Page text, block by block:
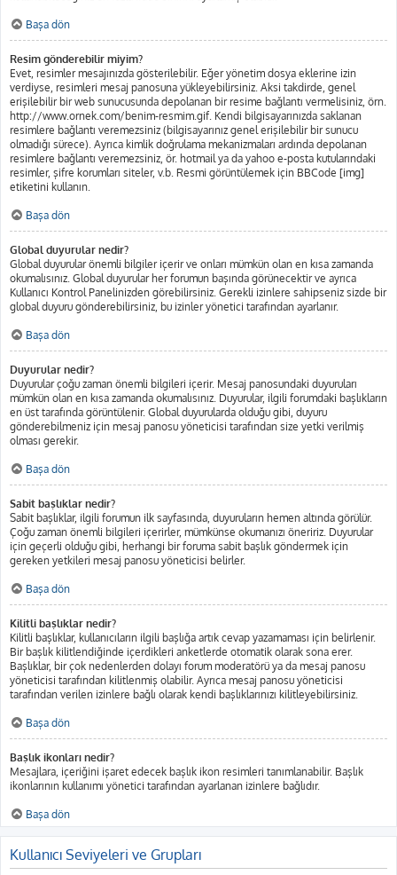
Başa dön
Resim gönderebilir miyim?
Evet, resimler mesajınızda gösterilebilir. Eğer yönetim dosya eklerine izin
verdiyse, resimleri mesaj panosuna yükleyebilirsiniz. Aksi takdirde, genel
erişilebilir bir web sunucusunda depolanan bir resime bağlantı vermelisiniz, örn.
http://www.ornek.com/benim-resmim.gif. Kendi bilgisayarınızda saklanan
resimlere bağlantı veremezsiniz (bilgisayarınız genel erişilebilir bir sunucu
olmadığı sürece). Ayrıca kimlik doğrulama mekanizmaları ardında depolanan
resimlere bağlantı veremezsiniz, ör. hotmail ya da yahoo e-posta kutularındaki
resimler, şifre korumları siteler, v.b. Resmi görüntülemek için BBCode [img]
etiketini kullanın.
Başa dön
Global duyurular nedir?
Global duyurular önemli bilgiler içerir ve onları mümkün olan en kısa zamanda
okumalısınız. Global duyurular her forumun başında görünecektir ve ayrıca
Kullanıcı Kontrol Panelinizden görebilirsiniz. Gerekli izinlere sahipseniz sizde bir
global duyuru gönderebilirsiniz, bu izinler yönetici tarafından ayarlanır.
Başa dön
Duyurular nedir?
Duyurular çoğu zaman önemli bilgileri içerir. Mesaj panosundaki duyuruları
mümkün olan en kısa zamanda okumalısınız. Duyurular, ilgili forumdaki başlıkların
en üst tarafında görüntülenir. Global duyurularda olduğu gibi, duyuru
gönderebilmeniz için mesaj panosu yöneticisi tarafından size yetki verilmiş
olması gerekir.
Başa dön
Sabit başlıklar nedir?
Sabit başlıklar, ilgili forumun ilk sayfasında, duyuruların hemen altında görülür.
Çoğu zaman önemli bilgileri içerirler, mümkünse okumanızı öneririz. Duyurular
için geçerli olduğu gibi, herhangi bir foruma sabit başlık göndermek için
gereken yetkileri mesaj panosu yöneticisi belirler.
Başa dön
Kilitli başlıklar nedir?
Kilitli başlıklar, kullanıcıların ilgili başlığa artık cevap yazamaması için belirlenir.
Bir başlık kilitlendiğinde içerdikleri anketlerde otomatik olarak sona erer.
Başlıklar, bir çok nedenlerden dolayı forum moderatörü ya da mesaj panosu
yöneticisi tarafından kilitlenmiş olabilir. Ayrıca mesaj panosu yöneticisi
tarafından verilen izinlere bağlı olarak kendi başlıklarınızı kilitleyebilirsiniz.
Başa dön
Başlık ikonları nedir?
Mesajlara, içeriğini işaret edecek başlık ikon resimleri tanımlanabilir. Başlık
ikonlarının kullanımı yönetici tarafından ayarlanan izinlere bağlıdır.
Başa dön
Kullanıcı Seviyeleri ve Grupları